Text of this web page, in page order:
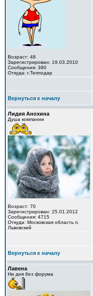
Возраст: 48
Зарегистрирован: 19.03.2010
Сообщения: 390
Откуда: г.Теплодар
Вернуться к началу
Лидия Анохина
Душа компании
Возраст: 70
Зарегистрирован: 25.01.2012
Сообщения: 4715
Откуда: Московская область п.
Львовский
Вернуться к началу
Лавена
Ни дня без форума